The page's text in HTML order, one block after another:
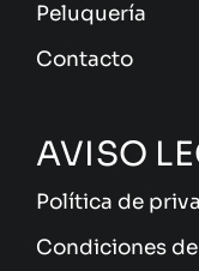
Peluquería
Contacto
AVISO
Política de
Condiciones